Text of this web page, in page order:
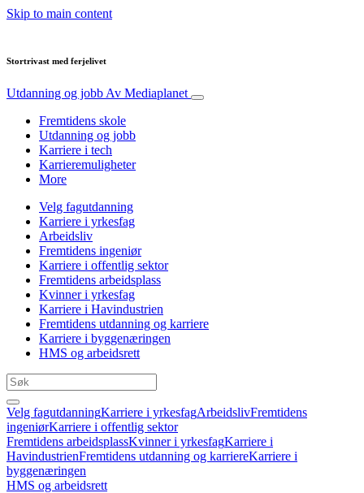
Skip to main content
Stortrivast med ferjelivet
Utdanning og jobb Av Mediaplanet
Fremtidens skole
Utdanning og jobb
Karriere i tech
Karrieremuligheter
More
Velg fagutdanning
Karriere i yrkesfag
Arbeidsliv
Fremtidens ingeniør
Karriere i offentlig sektor
Fremtidens arbeidsplass
Kvinner i yrkesfag
Karriere i Havindustrien
Fremtidens utdanning og karriere
Karriere i byggenæringen
HMS og arbeidsrett
Velg fagutdanningKarriere i yrkesfagArbeidslivFremtidens
ingeniørKarriere i offentlig sektor
Fremtidens arbeidsplassKvinner i yrkesfagKarriere i
HavindustrienFremtidens utdanning og karriereKarriere i
byggenæringen
HMS og arbeidsrett